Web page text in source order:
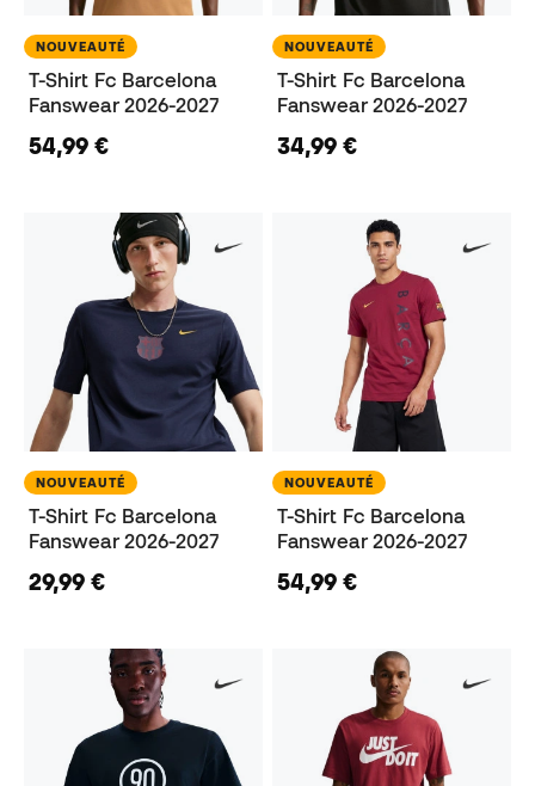
NOUVEAUTÉ
T-Shirt Fc Barcelona
Fanswear 2026-2027
54,99 €
NOUVEAUTÉ
T-Shirt Fc Barcelona
Fanswear 2026-2027
34,99 €
NOUVEAUTÉ
T-Shirt Fc Barcelona
Fanswear 2026-2027
29,99 €
NOUVEAUTÉ
T-Shirt Fc Barcelona
Fanswear 2026-2027
54,99 €